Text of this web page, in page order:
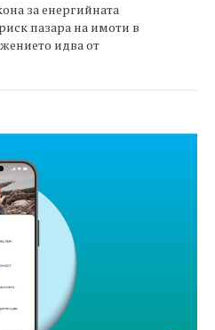
за енергийната
пазара на имоти в
идва от